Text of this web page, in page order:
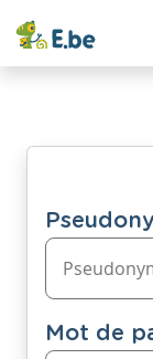
Mot de